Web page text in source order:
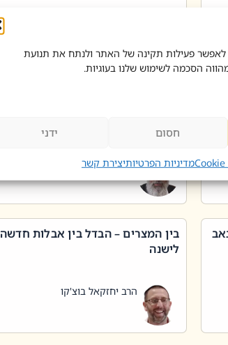
לאפשר פעילות תקינה של האתר ולנתח את תנועת
הסכמה לשימוש שלנו בעוגיות.
חסום ידני
מדיניות הפרטיותיצירת קשר
הרב יאיר בידני
בין המצרים – הבדל בין אבלות חדשה
לישנה
הרב יחזקאל בוצ'קו